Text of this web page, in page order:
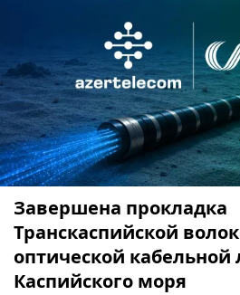
Завершена прокладка
Транскаспийской
оптической
Каспийского моря